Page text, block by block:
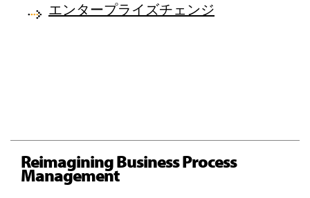
エンタープライズチェンジ
Reimagining Business Process
Management